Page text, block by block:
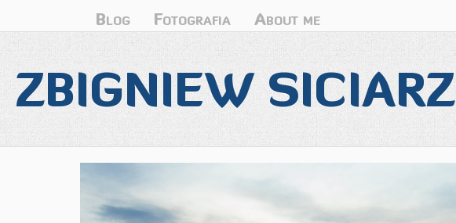
Blog Fotografia About me
ZBIGNIEW SICIARZ